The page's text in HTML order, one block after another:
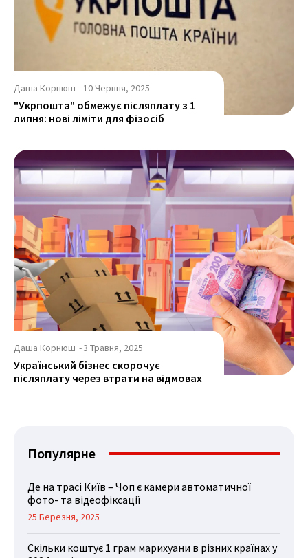
Даша Корнюш -10 Червня, 2025
"Укрпошта" обмежує післяплату з 1
липня: нові ліміти для фізосіб
Даша Корнюш -3 Травня, 2025
Український бізнес скорочує
післяплату через втрати на відмовах
Популярне
Де на трасі Київ – Чоп є камери автоматичної
фото- та відеофіксації
25 Березня, 2025
Скільки коштує 1 грам марихуани в різних країнах у